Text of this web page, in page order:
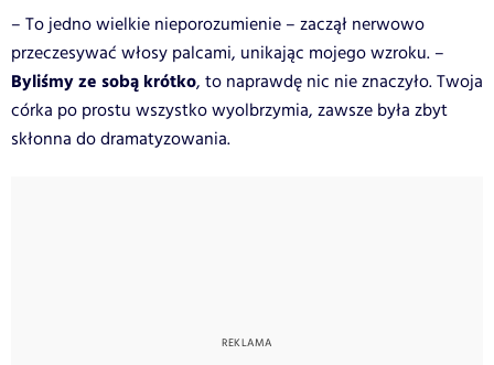
– To jedno wielkie nieporozumienie – zaczął nerwowo
przeczesywać włosy palcami, unikając mojego wzroku. –
Byliśmy ze sobą krótko, to naprawdę nic nie znaczyło. Twoja
córka po prostu wszystko wyolbrzymia, zawsze była zbyt
skłonna do dramatyzowania.